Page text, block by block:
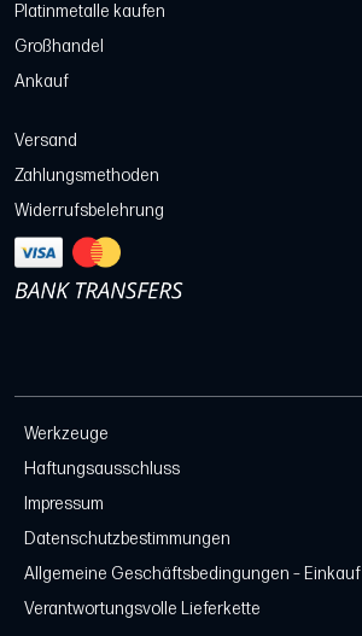
Platinmetalle kaufen
Großhandel
Ankauf
Versand
Zahlungsmethoden
Widerrufsbelehrung
Werkzeuge
Haftungsausschluss
Impressum
Datenschutzbestimmungen
Allgemeine Geschäftsbedingungen – Einkauf
Verantwortungsvolle Lieferkette